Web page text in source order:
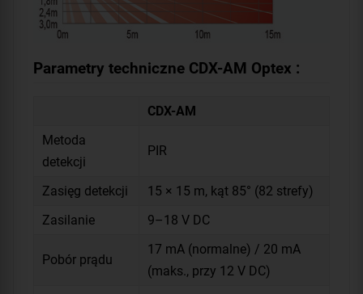
Parametry techniczne CDX-AM Optex :
CDX-AM
Metoda
detekcji
PIR
Zasięg detekcji
15 × 15 m, kąt 85° (82 strefy)
Zasilanie
9–18 V DC
Pobór prądu
17 mA (normalne) / 20 mA
(maks., przy 12 V DC)